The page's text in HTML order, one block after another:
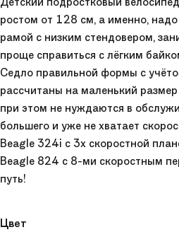
ростом от 128 см, а именно, надо
рамой с низким стендовером,
проще справиться с лёгким
Седло правильной формы с
рассчитаны на маленький
при этом не нуждаются в
большего и уже не хватает
Beagle 324i с 3х скоростной
Beagle 824 с 8-ми скоростным
путь!
Цвет